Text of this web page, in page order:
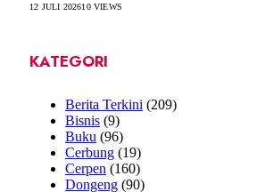
12 JULI 202610VIEWS
KATEGORI
Berita Terkini (209)
Bisnis (9)
Buku (96)
Cerbung (19)
Cerpen (160)
Dongeng (90)